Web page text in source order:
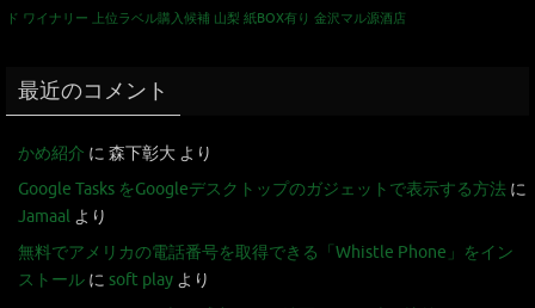
ド ワイナリー 上位ラベル購入候補 山梨 紙BOX有り 金沢マル源酒店
最近のコメント
かめ紹介 に 森下彰大 より
Google Tasks をGoogleデスクトップのガジェットで表示する方法 に
Jamaal より
無料でアメリカの電話番号を取得できる「Whistle Phone」をイン
ストール に soft play より